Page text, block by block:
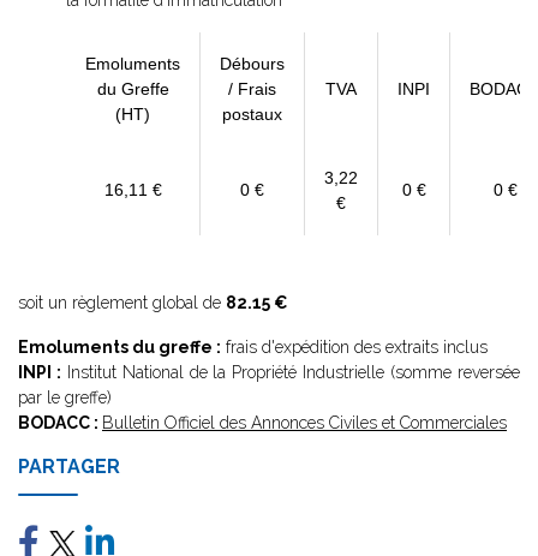
Emoluments
du Greffe
(HT)
Débours
/ Frais
postaux
TVA INPI
16,11 € 0 €
3,22
€
0 € 0 €
soit un règlement global de 82.15 €
Emoluments du greffe : frais d'expédition des extraits inclus
INPI : Institut National de la Propriété Industrielle (somme reversée
par le greffe)
BODACC : Bulletin Officiel des Annonces Civiles et Commerciales
PARTAGER